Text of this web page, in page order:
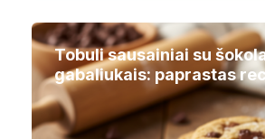
Tobuli sausainiai su
gabaliukais: paprastas